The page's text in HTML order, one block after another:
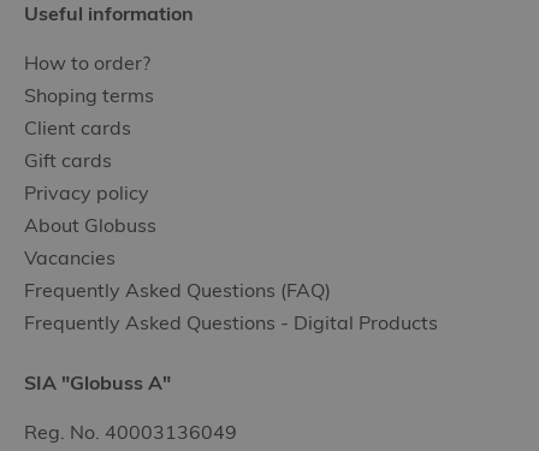
Useful information
How to order?
Shoping terms
Client cards
Gift cards
Privacy policy
About Globuss
Vacancies
Frequently Asked Questions (FAQ)
Frequently Asked Questions - Digital Products
SIA "Globuss A"
Reg. No. 40003136049